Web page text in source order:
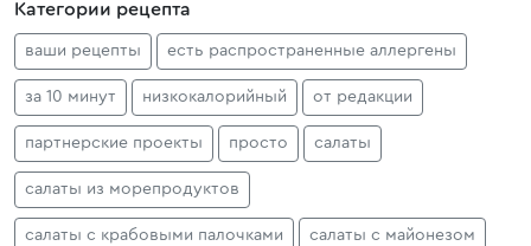
Категории рецепта
ваши рецепты есть распространенные аллергены
за 10 минут низкокалорийный от редакции
партнерские проекты просто салаты
салаты из морепродуктов
салаты с крабовыми палочками салаты с майонезом